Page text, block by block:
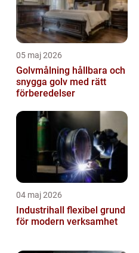
05 maj 2026
Golvmålning hållbara och
snygga golv med rätt
förberedelser
04 maj 2026
Industrihall flexibel grund
för modern verksamhet